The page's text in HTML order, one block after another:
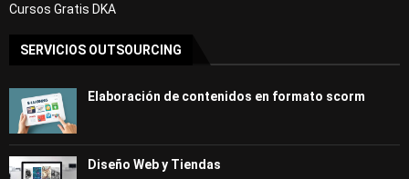
Cursos Gratis DKA
SERVICIOS OUTSOURCING
Elaboración de contenidos en formato scorm
Diseño Web y Tiendas